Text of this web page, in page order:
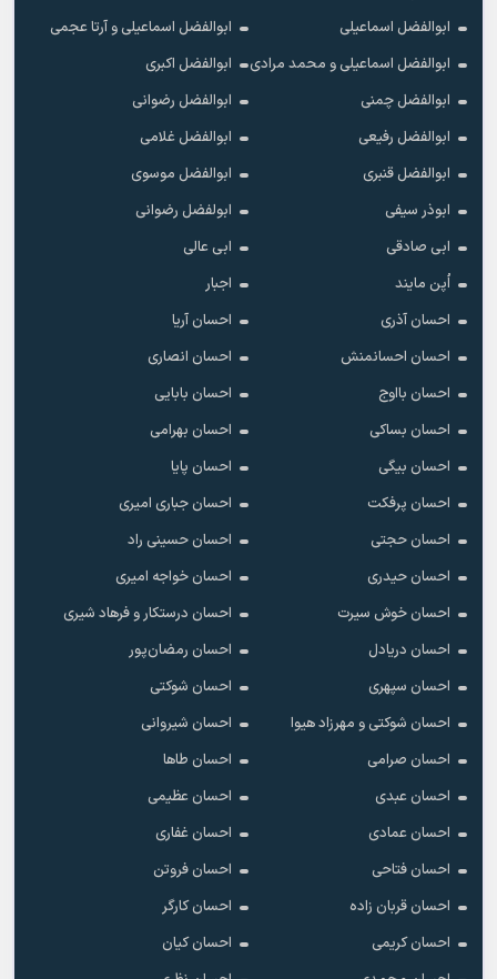
ابوالفضل اسماعیلی
ابوالفضل اسماعیلی و آرتا عجمی
ابوالفضل اسماعیلی و محمد مرادی
ابوالفضل اکبری
ابوالفضل چمنی
ابوالفضل رضوانی
ابوالفضل رفیعی
ابوالفضل غلامی
ابوالفضل قنبری
ابوالفضل موسوی
ابوذر سیفی
ابولفضل رضوانی
ابی صادقی
ابی عالی
اُپن مایند
اجبار
احسان آذری
احسان آریا
احسان احسانمنش
احسان انصاری
احسان بااوج
احسان بابایی
احسان بساکی
احسان بهرامی
احسان بیگی
احسان پایا
احسان پرفکت
احسان جباری امیری
احسان حجتی
احسان حسینی راد
احسان حیدری
احسان خواجه امیری
احسان خوش سیرت
احسان درستکار و فرهاد شیرى
احسان دریادل
احسان رمضان‌پور
احسان سپهری
احسان شوکتی
احسان شوکتی و مهرزاد هیوا
احسان شیروانی
احسان صرامی
احسان طاها
احسان عبدی
احسان عظیمی
احسان عمادی
احسان غفاری
احسان فتاحی
احسان فروتن
احسان قربان زاده
احسان کارگر
احسان کریمی
احسان کیان